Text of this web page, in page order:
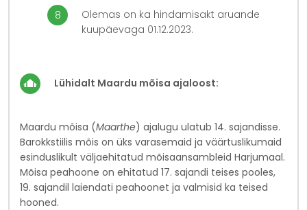
Olemas on ka hindamisakt aruande
kuupäevaga 01.12.2023.
Lühidalt Maardu mõisa ajaloost:
Maardu mõisa (Maarthe) ajalugu ulatub 14. sajandisse.
Barokkstiilis mõis on üks varasemaid ja väärtuslikumaid
esinduslikult väljaehitatud mõisaansambleid Harjumaal.
Mõisa peahoone on ehitatud 17. sajandi teises pooles,
19. sajandil laiendati peahoonet ja valmisid ka teised
hooned.